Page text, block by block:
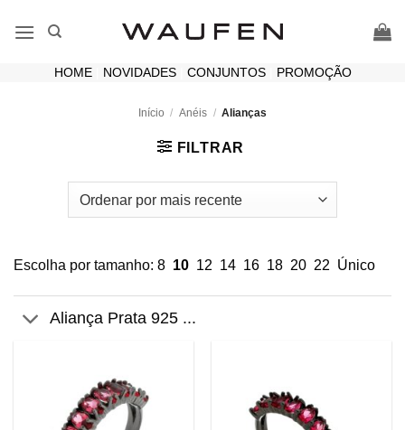
HOME| NOVIDADES| CONJUNTOS| PROMOÇÃO
Início / Anéis / Alianças
FILTRAR
Escolha por tamanho: 8 10 12 14 16 18 20 22 Único
Aliança Prata 925 ...